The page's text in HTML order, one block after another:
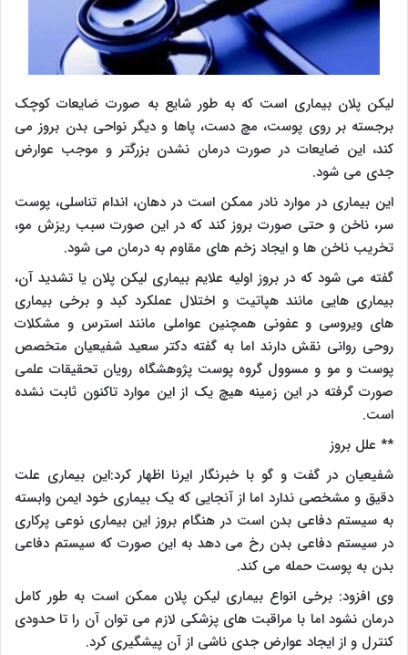
لیکن پلان بیماری است که به طور شایع به صورت ضایعات کوچک
برجسته بر روی پوست، مچ دست، پاها و دیگر نواحی بدن بروز می
کند، این ضایعات در صورت درمان نشدن بزرگتر و موجب عوارض
جدی می شود.
این بیماری در موارد نادر ممکن است در دهان، اندام تناسلی، پوست
سر، ناخن و حتی صورت بروز کند که در این صورت سبب ریزش مو،
تخریب ناخن ها و ایجاد زخم های مقاوم به درمان می شود.
گفته می شود که در بروز اولیه علایم بیماری لیکن پلان یا تشدید آن،
بیماری هایی مانند هپاتیت و اختلال عملکرد کبد و برخی بیماری
های ویروسی و عفونی همچنین عواملی مانند استرس و مشکلات
روحی روانی نقش دارند اما به گفته دکتر سعید شفیعیان متخصص
پوست و مو و مسوول گروه پوست پژوهشگاه رویان تحقیقات علمی
صورت گرفته در این زمینه هیچ یک از این موارد تاکنون ثابت نشده
است.
** علل بروز
شفیعیان در گفت و گو با خبرنگار ایرنا اظهار کرد:این بیماری علت
دقیق و مشخصی ندارد اما از آنجایی که یک بیماری خود ایمن وابسته
به سیستم دفاعی بدن است در هنگام بروز این بیماری نوعی پرکاری
در سیستم دفاعی بدن رخ می دهد به این صورت که سیستم دفاعی
بدن به پوست حمله می کند.
وی افزود: برخی انواع بیماری لیکن پلان ممکن است به طور کامل
درمان نشود اما با مراقبت های پزشکی لازم می توان آن را تا حدودی
کنترل و از ایجاد عوارض جدی ناشی از آن پیشگیری کرد.